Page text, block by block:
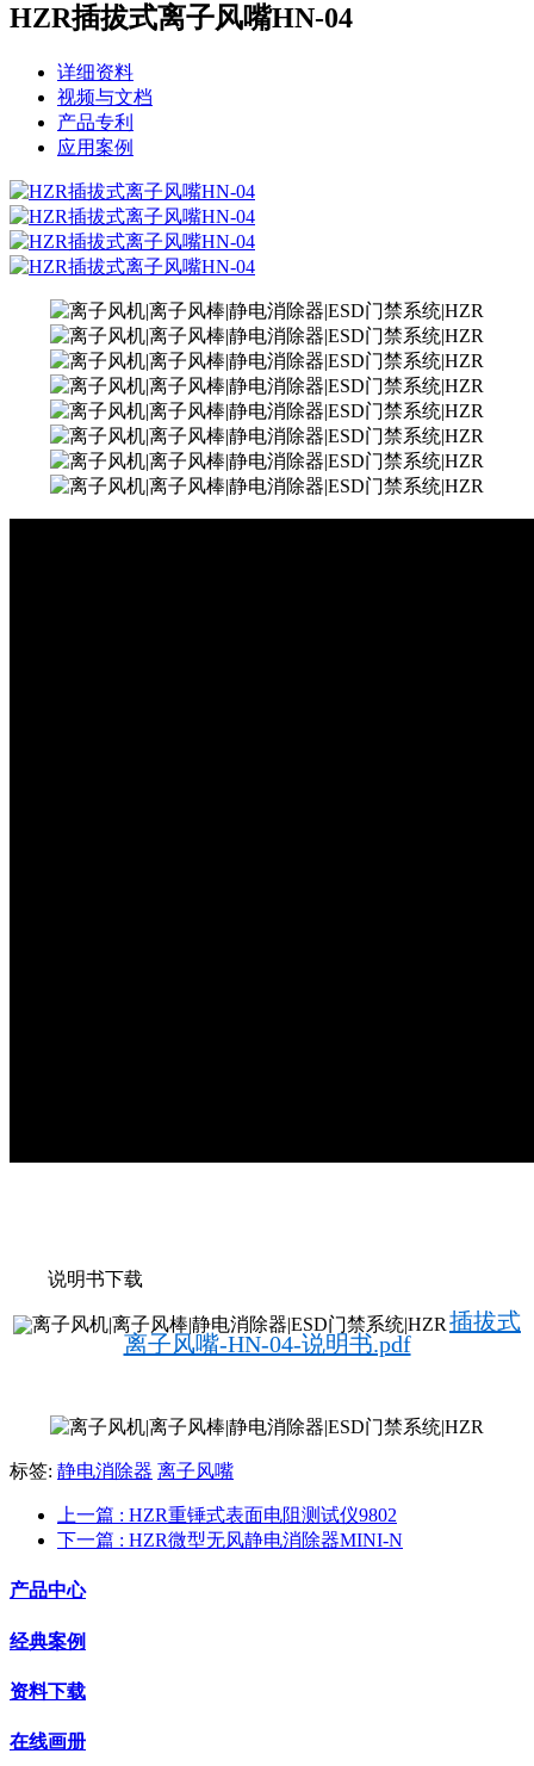
HZR插拔式离子风嘴HN-04
详细资料
视频与文档
产品专利
应用案例
说明书下载
插拔式
离子风嘴-HN-04-说明书.pdf
标签: 静电消除器 离子风嘴
上一篇 : HZR重锤式表面电阻测试仪9802
下一篇 : HZR微型无风静电消除器MINI-N
产品中心
经典案例
资料下载
在线画册